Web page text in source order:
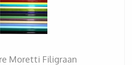
Moretti Filigraan